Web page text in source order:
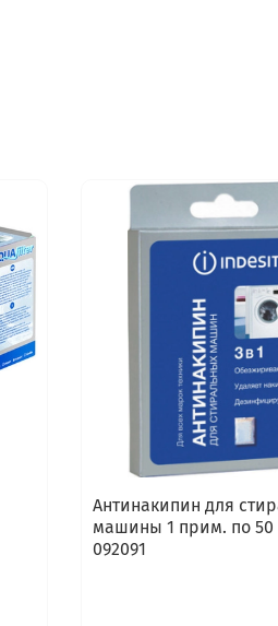
Антинакипин для
машины 1 прим. по 50
092091